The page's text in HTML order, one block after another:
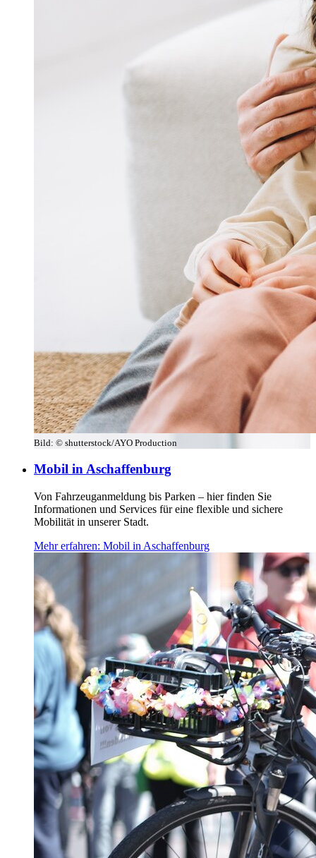
Bild: © shutterstock/AYO Production
Mobil in Aschaffenburg
Von Fahrzeuganmeldung bis Parken – hier finden Sie
Informationen und Services für eine flexible und sichere
Mobilität in unserer Stadt.
Mehr erfahren: Mobil in Aschaffenburg